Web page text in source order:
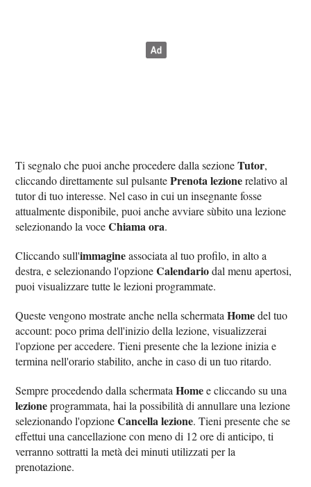
Ti segnalo che puoi anche procedere dalla sezioneTutor,
cliccando direttamente sul pulsantePrenota lezionerelativo al
tutor di tuo interesse. Nel caso in cui un insegnante fosse
attualmente disponibile, puoi anche avviare sùbito una lezione
selezionando la voceChiama ora.
Cliccando sull'immagineassociata al tuo profilo, in alto a
destra, e selezionando l'opzioneCalendariodal menu apertosi,
puoi visualizzare tutte le lezioni programmate.
Queste vengono mostrate anche nella schermataHomedel tuo
account: poco prima dell'inizio della lezione, visualizzerai
l'opzione per accedere. Tieni presente che la lezione inizia e
termina nell'orario stabilito, anche in caso di un tuo ritardo.
Sempre procedendo dalla schermataHomee cliccando su una
lezioneprogrammata, hai la possibilità di annullare una lezione
selezionando l'opzioneCancella lezione. Tieni presente che se
effettui una cancellazione con meno di 12 ore di anticipo, ti
verranno sottratti la metà dei minuti utilizzati per la
prenotazione.